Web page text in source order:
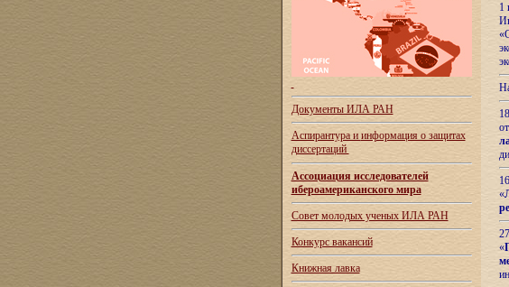
Документы ИЛА РАН
Аспирантура и информация о защитах
диссертаций
Ассоциация исследователей
ибероамериканского мира
Совет молодых ученых ИЛА РАН
Конкурс вакансий
Книжная лавка
1
«
«